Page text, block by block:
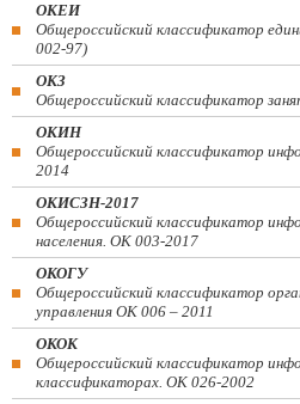
ОКЕИ
Общероссийский классификатор
002-97)
ОКЗ
Общероссийский классификатор
ОКИН
Общероссийский классификатор
2014
ОКИСЗН-2017
Общероссийский классификатор
населения. ОК 003-2017
ОКОГУ
Общероссийский классификатор
управления ОК 006 – 2011
ОКОК
Общероссийский классификатор
классификаторах. ОК 026-2002